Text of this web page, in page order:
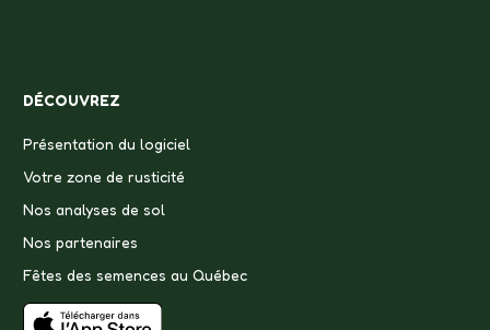
DÉCOUVREZ
Présentation du logiciel
Votre zone de rusticité
Nos analyses de sol
Nos partenaires
Fêtes des semences au Québec